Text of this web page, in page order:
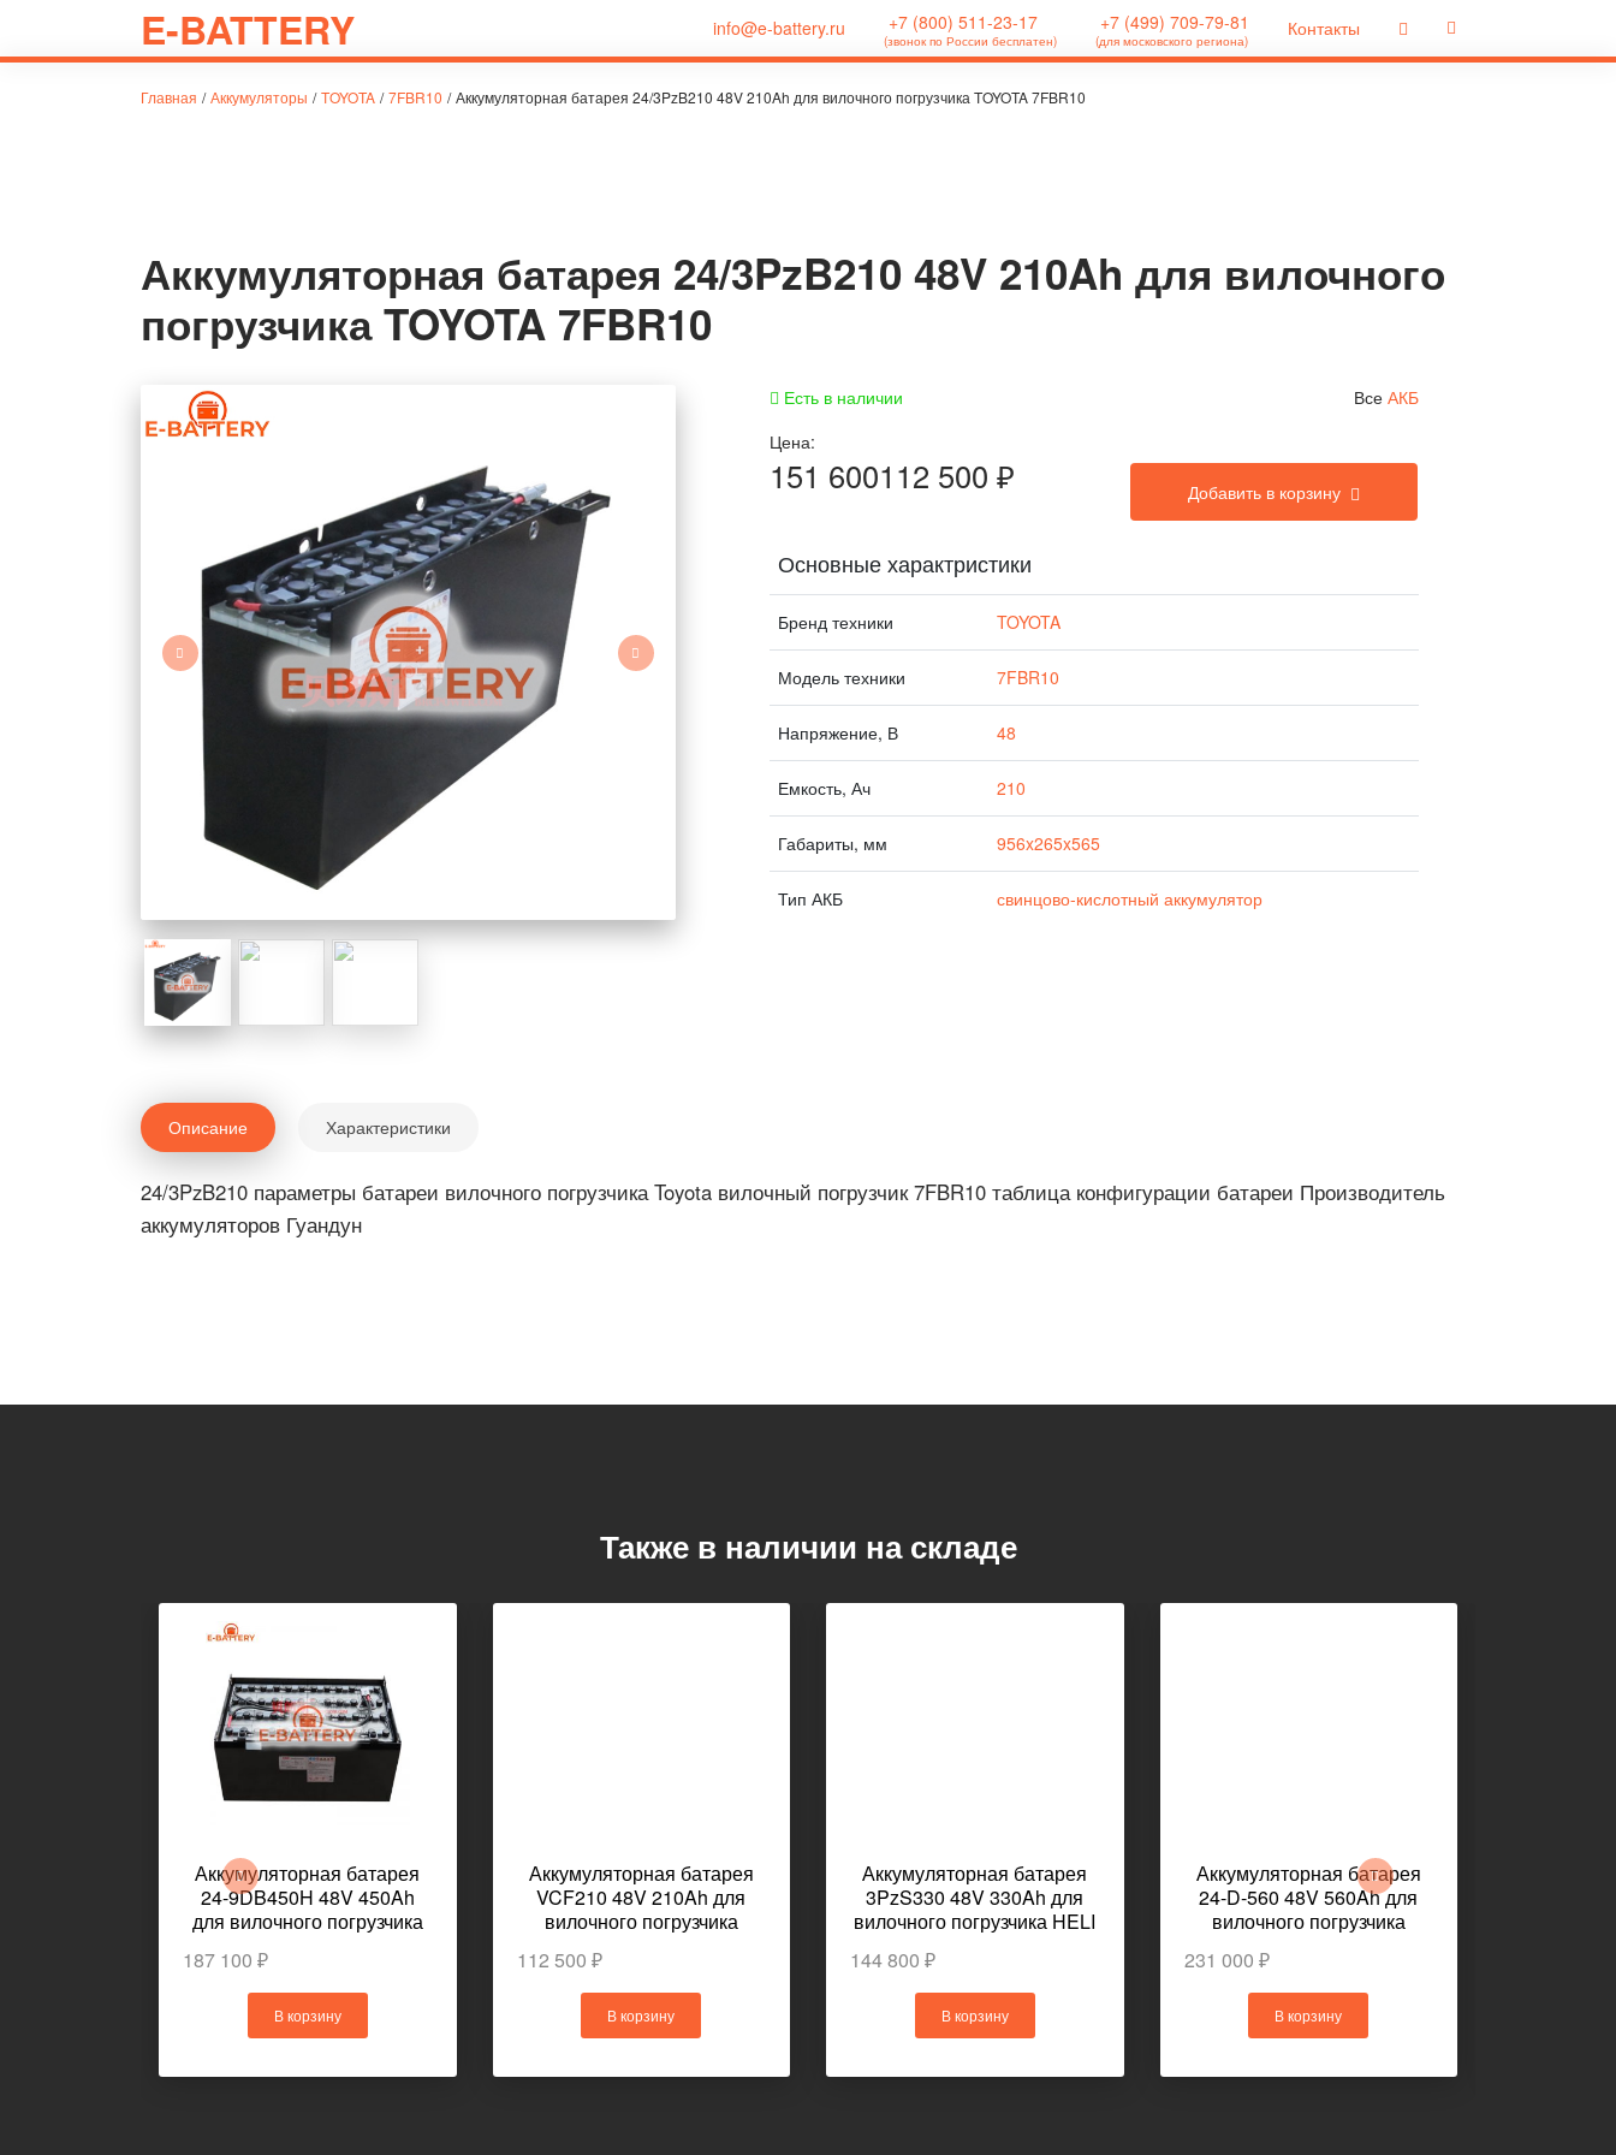
E-BATTERY info@e-battery.ru +7 (800) 511-23-17
(звонок по России бесплатен)
+7 (499) 709-79-81
(для московского региона)
Контакты
Главная / Аккумуляторы / TOYOTA / 7FBR10 / Аккумуляторная батарея 24/3PzB210 48V 210Ah для вилочного погрузчика TOYOTA 7FBR10
Аккумуляторная батарея 24/3PzB210 48V 210Ah для вилочного
погрузчика TOYOTA 7FBR10
Есть в наличии Все АКБ
Цена:
151 600112 500 ₽ Добавить в корзину
Основные характристики
Бренд техники TOYOTA
Модель техники 7FBR10
Напряжение, В 48
Емкость, Ач 210
Габариты, мм 956x265x565
Тип АКБ свинцово-кислотный аккумулятор
Описание Характеристики
24/3PzB210 параметры батареи вилочного погрузчика Toyota вилочный погрузчик 7FBR10 таблица конфигурации батареи Производитель
аккумуляторов Гуандун
Также в наличии на складе
Аккумуляторная батарея
24-9DB450H 48V 450Ah
для вилочного погрузчика
187 100 ₽
В корзину
Аккумуляторная батарея
VCF210 48V 210Ah для
вилочного погрузчика
112 500 ₽
В корзину
Аккумуляторная батарея
3PzS330 48V 330Ah для
вилочного погрузчика HELI
144 800 ₽
В корзину
Аккумуляторная батарея
24-D-560 48V 560Ah для
вилочного погрузчика
231 000 ₽
В корзину